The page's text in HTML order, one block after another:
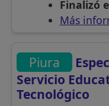
Finalizó
Más
Piura
Servicio
Tecnológico